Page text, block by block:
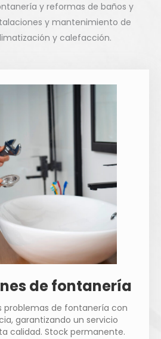
y reformas de baños y
y mantenimiento de
y calefacción.
de fontanería
problemas de fontanería con
garantizando un servicio
calidad. Stock permanente.